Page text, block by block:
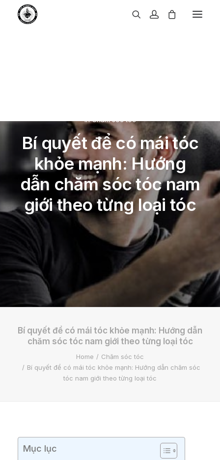
InChăm sóc tóc
Bí quyết để có mái tóc
khỏe mạnh: Hướng
dẫn chăm sóc tóc nam
giới theo từng loại tóc
Bí quyết để có mái tóc khỏe mạnh: Hướng dẫn
chăm sóc tóc nam giới theo từng loại tóc
Home
Chăm sóc tóc
Bí quyết để có mái tóc khỏe mạnh: Hướng dẫn chăm sóc
tóc nam giới theo từng loại tóc
Mục lục